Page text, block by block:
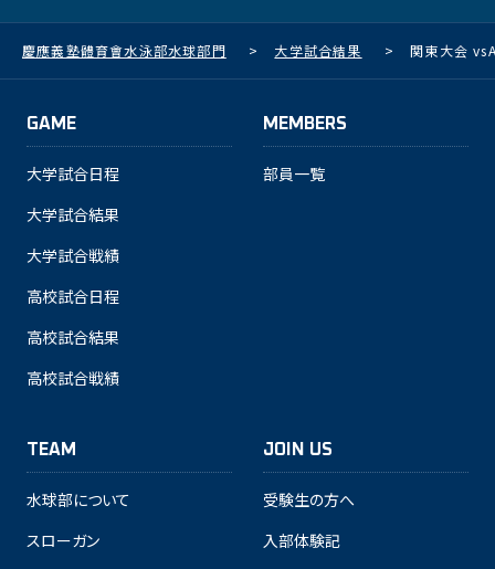
慶應義塾體育會水泳部水球部門 > 大学試合結果 > 関東大会
GAME
大学試合日程
大学試合結果
大学試合戦績
高校試合日程
高校試合結果
高校試合戦績
MEMBERS
部員一覧
TEAM
水球部について
スローガン
JOIN US
受験生の方へ
入部体験記